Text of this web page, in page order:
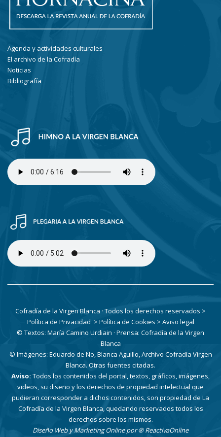
Agenda y actividades culturales
El archivo de la Cofradía
Noticias
Bibliografía
Cofradía de la Virgen Blanca · Todos los derechos reservados >
Política de Privacidad > Política de Cookies > Aviso legal
© Textos: María Camino Urdiain · Prensa: Cofradía de la Virgen
Blanca
© Imágenes: Eduardo de No, Blanca Aguillo, Archivo Cofradía Virgen
Blanca. Otras fuentes citadas.
Aviso: Todos los contenidos del portal, textos, gráficos, imágenes,
videos, su diseño y los derechos de propiedad intelectual que
pudieran corresponder a dichos contenidos, son propiedad de La
Cofradía de la Virgen Blanca, quedando reservados todos los
derechos sobre los mismos.
Diseño Web y Marketing Online por® ReactivaOnline